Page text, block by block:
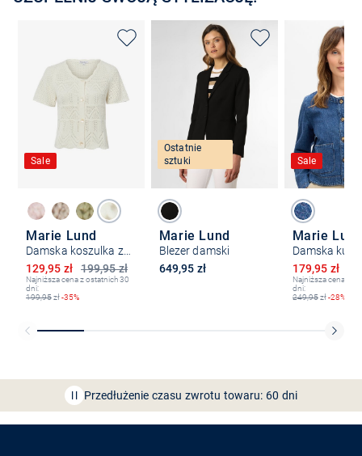
Sale
Marie Lund
Damska koszulka z dzianiny
199,95 zł
Obniżona cena
129,95 zł
Najniższa cena z ostatnich 30
dni:
199,95zł-35%
Ostatnie
sztuki
Marie Lund
Blezer damski
649,95 zł
Sale
Marie
Obniżona
179,95 zł
Najniższa cena z
dni:
249,95zł-28%
Przedłużenie czasu zwrotu towaru: 60 dni
Odkryj aplikację VANGRAAF